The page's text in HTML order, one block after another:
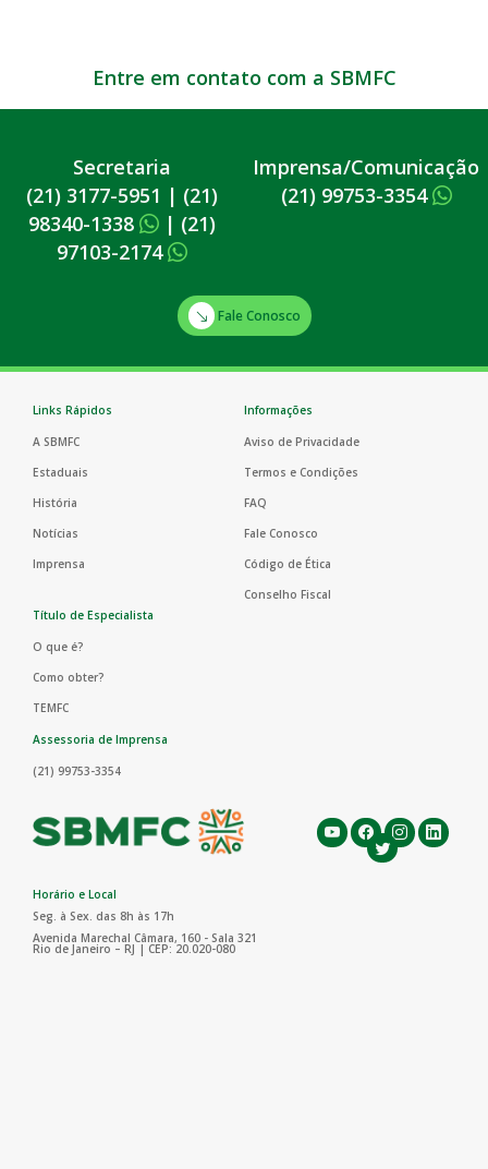
Entre em contato com a SBMFC
Secretaria
(21) 3177-5951 | (21)
98340-1338
| (21)
97103-2174
Imprensa/Comunicação
(21) 99753-3354
Fale Conosco
Links Rápidos
A SBMFC
Estaduais
História
Notícias
Imprensa
Informações
Aviso de Privacidade
Termos e Condições
FAQ
Fale Conosco
Código de Ética
Conselho Fiscal
Título de Especialista
O que é?
Como obter?
TEMFC
Assessoria de Imprensa
(21) 99753-3354
Horário e Local
Seg. à Sex. das 8h às 17h
Avenida Marechal Câmara, 160 - Sala 321
Rio de Janeiro – RJ | CEP: 20.020-080